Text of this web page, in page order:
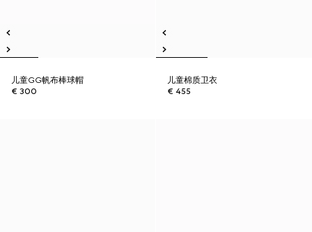
儿童GG帆布棒球帽
€ 300
儿童棉质卫衣
€ 455